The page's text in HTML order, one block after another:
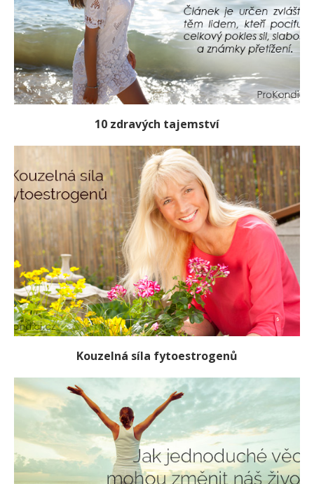
10 zdravých tajemství
Kouzelná síla fytoestrogenů